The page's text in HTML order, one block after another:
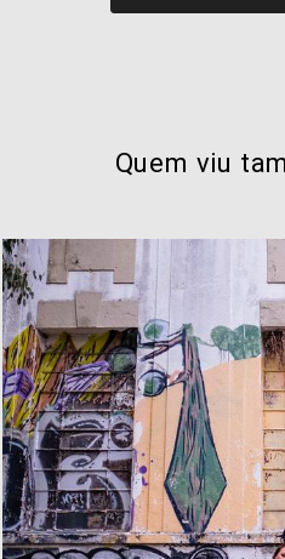
Quem viu
1413